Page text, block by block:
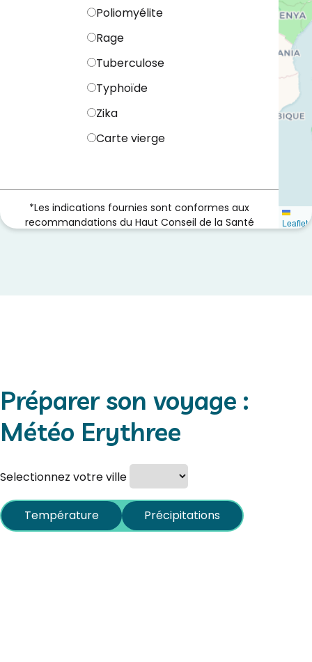
Poliomyélite
Rage
Tuberculose
Typhoïde
Zika
Carte vierge
*Les indications fournies sont conformes aux
recommandations du Haut Conseil de la Santé
Leaflet
Préparer son voyage :
Météo Erythree
Selectionnez votre ville
Température Précipitations